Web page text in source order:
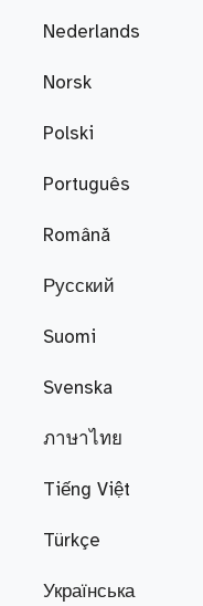
Nederlands
Norsk
Polski
Português
Română
Русский
Suomi
Svenska
ภาษาไทย
Tiếng Việt
Türkçe
Українська